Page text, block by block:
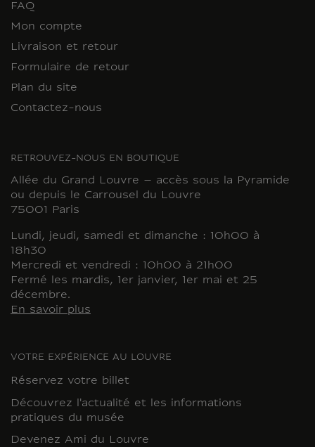
FAQ
Mon compte
Livraison et retour
Formulaire de retour
Plan du site
Contactez-nous
RETROUVEZ-NOUS EN BOUTIQUE
Allée du Grand Louvre – accès sous la Pyramide
ou depuis le Carrousel du Louvre
75001 Paris
Lundi, jeudi, samedi et dimanche : 10h00 à
18h30
Mercredi et vendredi : 10h00 à 21h00
Fermé les mardis, 1er janvier, 1er mai et 25
décembre.
En savoir plus
VOTRE EXPÉRIENCE AU LOUVRE
Réservez votre billet
Découvrez l'actualité et les informations
pratiques du musée
Devenez Ami du Louvre